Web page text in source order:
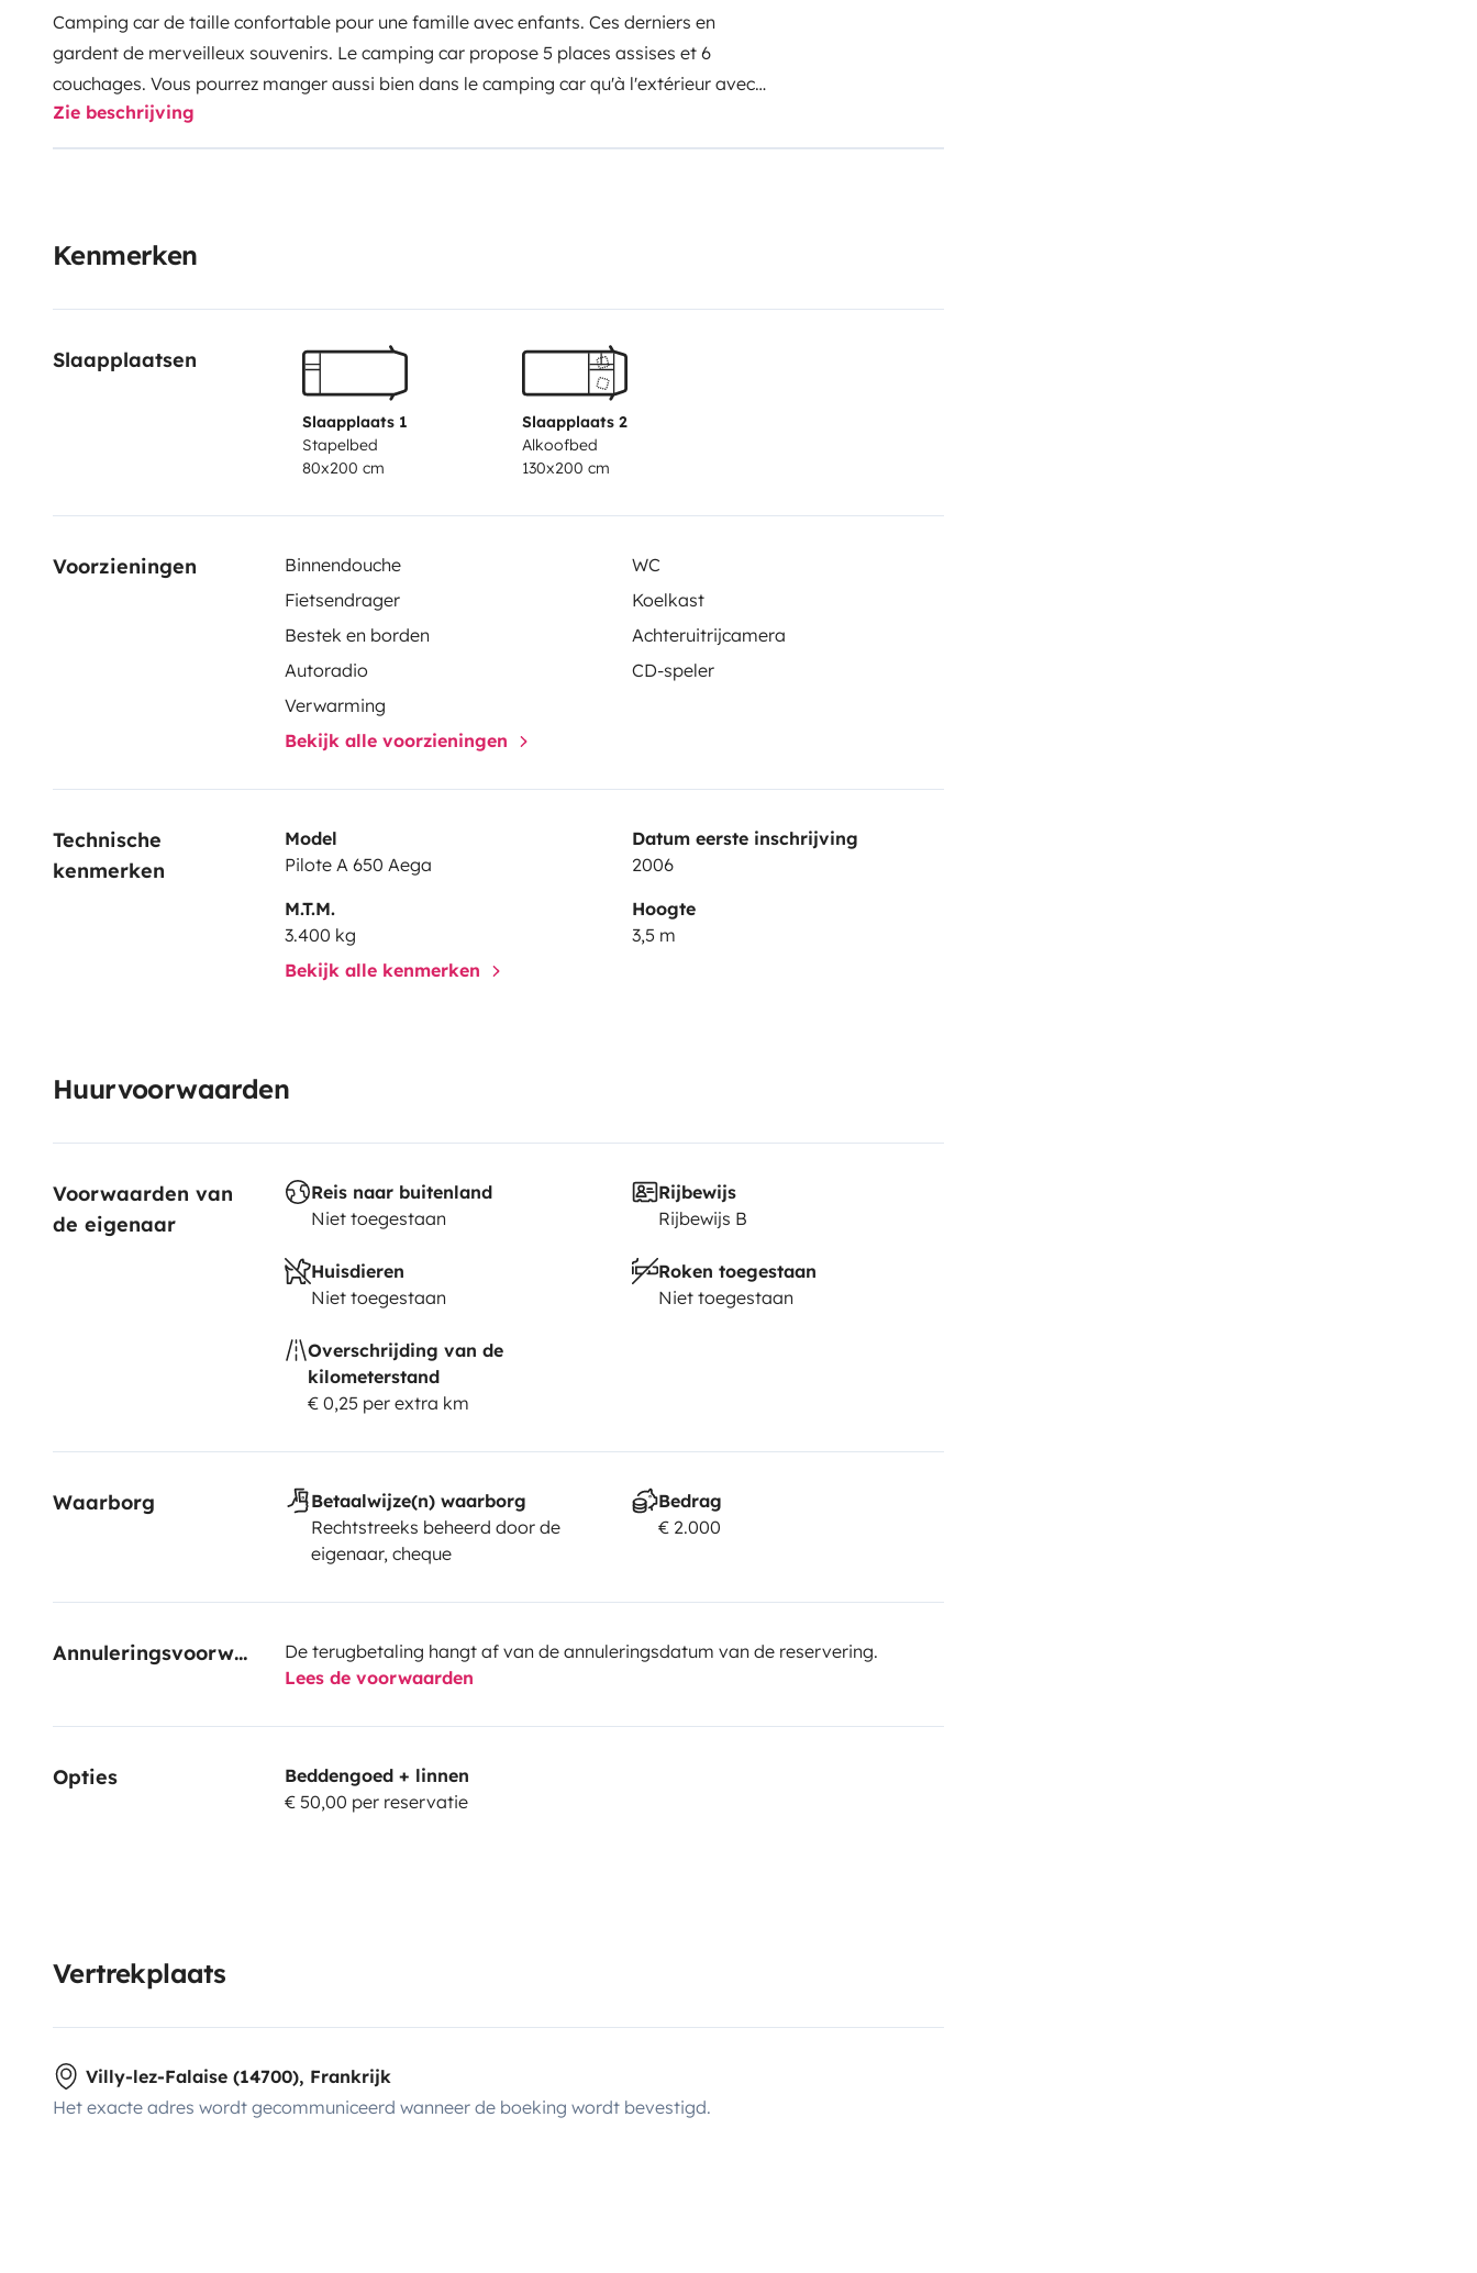
Camping car de taille confortable pour une famille avec enfants. Ces derniers en
gardent de merveilleux souvenirs. Le camping car propose 5 places assises et 6
couchages. Vous pourrez manger aussi bien dans le camping car qu'à l'extérieur avec
la table et les chaises mises à votre disposition.
stocker des boissons au frais et des glaces dans le congélateur.Une bonne douche
Zie beschrijving
Kenmerken
Slaapplaatsen
Slaapplaats 1
Stapelbed
80x200 cm
Slaapplaats 2
Alkoofbed
130x200 cm
Voorzieningen Binnendouche
WC
Fietsendrager
Koelkast
Bestek en borden
Achteruitrijcamera
Autoradio
CD-speler
Verwarming
Bekijk alle voorzieningen
Technische
kenmerken
Model
Pilote A 650 Aega
Datum eerste inschrijving
2006
M.T.M.
3.400 kg
Hoogte
3,5 m
Bekijk alle kenmerken
Huurvoorwaarden
Voorwaarden van
de eigenaar
Reis naar buitenland
Niet toegestaan
Rijbewijs
Rijbewijs B
Huisdieren
Niet toegestaan
Roken toegestaan
Niet toegestaan
Overschrijding van de
kilometerstand
€ 0,25 per extra km
Waarborg
Betaalwijze(n) waarborg
Rechtstreeks beheerd door de
eigenaar, cheque
Bedrag
€ 2.000
Annuleringsvoorwaarden
De terugbetaling hangt af van de annuleringsdatum van de reservering.
Lees de voorwaarden
Opties
Beddengoed + linnen
€ 50,00 per reservatie
Vertrekplaats
Villy-lez-Falaise (14700), Frankrijk
Het exacte adres wordt gecommuniceerd wanneer de boeking wordt bevestigd.